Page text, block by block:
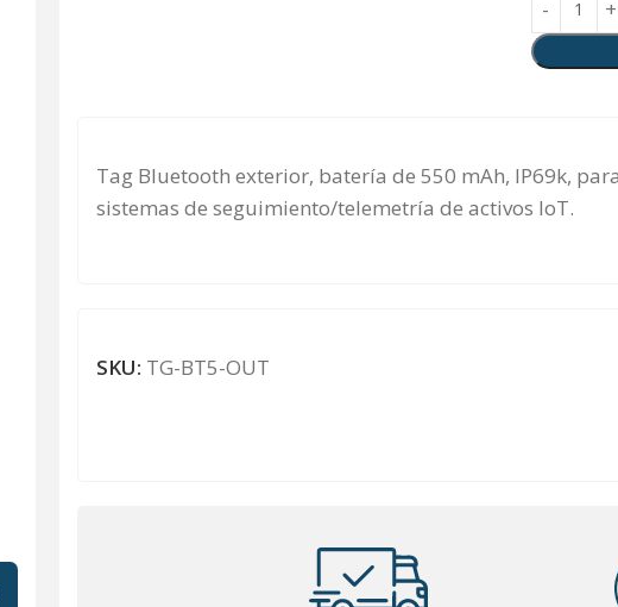
Tag Bluetooth exterior, batería de 550 mAh, IP69k,
sistemas de seguimiento/telemetría de activos IoT.
SKU: TG-BT5-OUT